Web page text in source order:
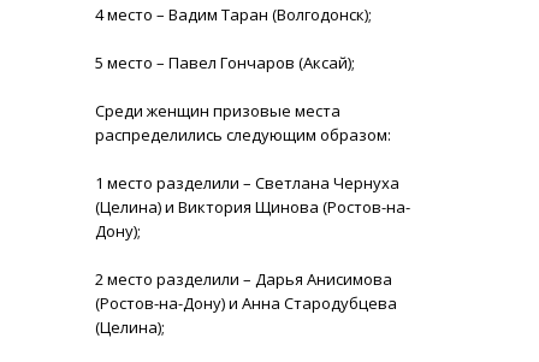
4 место – Вадим Таран (Волгодонск);
5 место – Павел Гончаров (Аксай);
Среди женщин призовые места
распределились следующим образом:
1 место разделили – Светлана Чернуха
(Целина) и Виктория Щинова (Ростов-на-
Дону);
2 место разделили – Дарья Анисимова
(Ростов-на-Дону) и Анна Стародубцева
(Целина);